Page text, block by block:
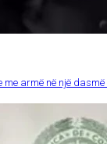
armë në një dasmë